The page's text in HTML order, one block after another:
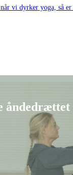
vi dyrker yoga, så